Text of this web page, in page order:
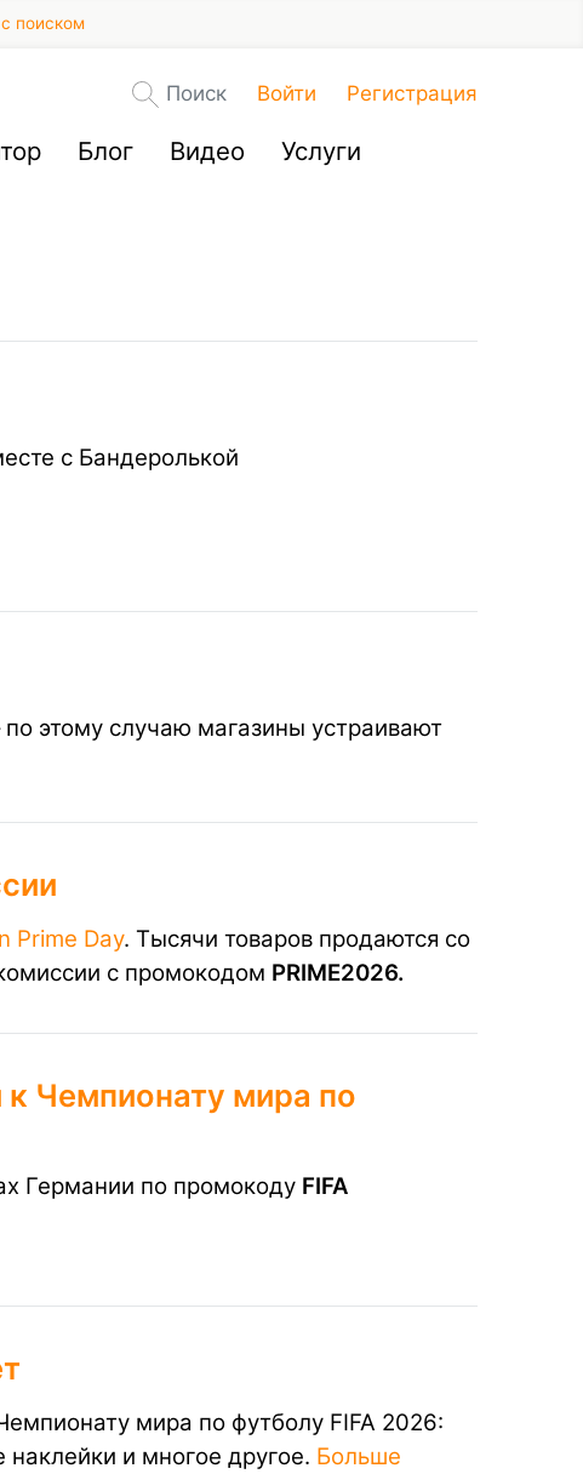
поиском
Поиск Войти Регистрация
Блог Видео Услуги
с Бандеролькой
по этому случаю магазины устраивают
Prime Day. Тысячи товаров продаются со
с промокодом PRIME2026.
Чемпионату мира по
Германии по промокоду FIFA
мира по футболу FIFA 2026:
и многое другое. Больше